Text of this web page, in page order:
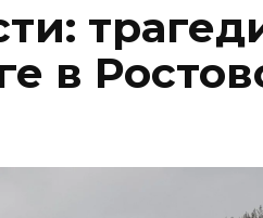
в